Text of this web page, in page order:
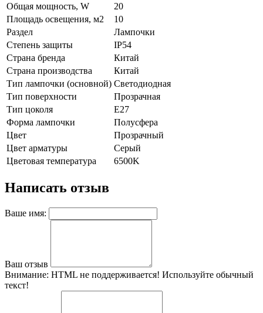
Общая мощность, W
20
Площадь освещения, м2
10
Раздел
Лампочки
Степень защиты
IP54
Страна бренда
Китай
Страна производства
Китай
Тип лампочки (основной) Светодиодная
Тип поверхности
Прозрачная
Тип цоколя
E27
Форма лампочки
Полусфера
Цвет
Прозрачный
Цвет арматуры
Серый
Цветовая температура
6500K
Написать отзыв
Ваше имя:
Ваш отзыв
Внимание: HTML не поддерживается! Используйте обычный
текст!